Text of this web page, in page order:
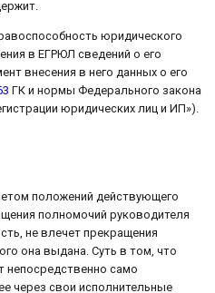
юридического
в ЕГРЮЛ сведений о его
внесения в него данных о его
ГК и нормы Федерального закона
юридических лиц и ИП»).
положений действующего
полномочий руководителя
не влечет прекращения
она выдана. Суть в том, что
непосредственно само
через свои исполнительные